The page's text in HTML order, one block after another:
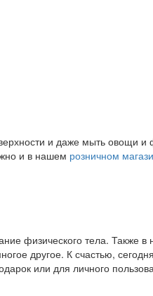
и даже мыть овощи
и в нашем розничном
физического тела. Также
другое. К счастью,
или для личного